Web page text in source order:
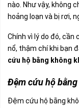
nào. Như vậy, không
hoảng loạn và bị rơi,
Chính vì lý do đó,
nổ, thậm chí khi bạn
cứu hộ bằng không
Đệm cứu hộ
Đệm cứu hộ bằng